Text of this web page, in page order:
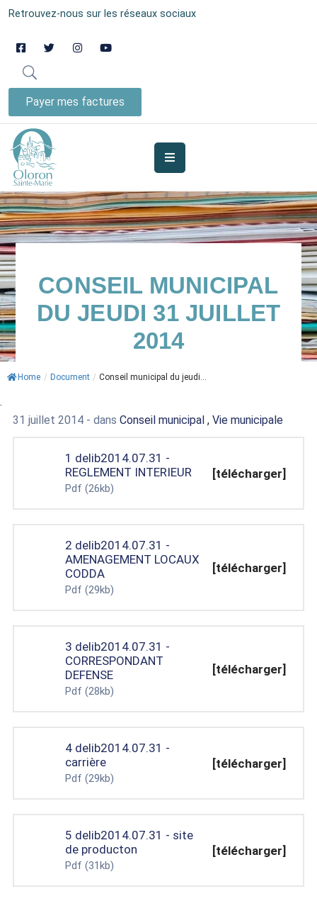
Retrouvez-nous sur les réseaux sociaux
Payer mes factures
AUJOURD’HUI
OLORON
JE
SUIS
MES
SERVICES
VIE
MUNICIPALE
JE
PARTICIPE
ACTUALITÉS
AGENDA
DÉMARCHES
FACTURES
CONSEIL MUNICIPAL
DU JEUDI 31 JUILLET
2014
Home / Document / Conseil municipal du jeudi...
.
31 juillet 2014 - dans Conseil municipal , Vie municipale
1 delib2014.07.31 -
REGLEMENT INTERIEUR
Pdf (26kb)
[télécharger]
2 delib2014.07.31 -
AMENAGEMENT LOCAUX
CODDA
Pdf (29kb)
[télécharger]
3 delib2014.07.31 -
CORRESPONDANT
DEFENSE
Pdf (28kb)
[télécharger]
4 delib2014.07.31 -
carrière
Pdf (29kb)
[télécharger]
5 delib2014.07.31 - site
de producton
Pdf (31kb)
[télécharger]